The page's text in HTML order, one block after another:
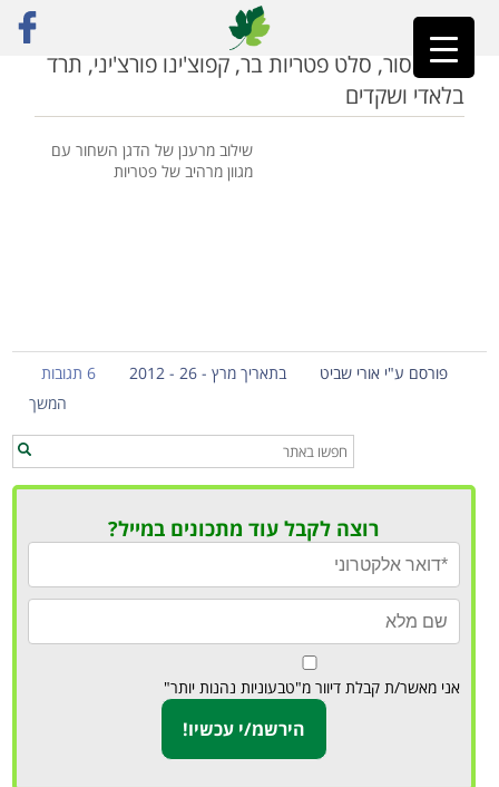
ראשי»אורז טבעוני
אורז אסור, סלט פטריות בר, קפוצ'ינו פורצ'יני, תרד
בלאדי ושקדים
שילוב מרענן של הדגן השחור עם
מגוון מרהיב של פטריות
פורסם ע"י אורי שביט בתאריך מרץ - 26 - 2012
6 תגובות
המשך
רוצה לקבל עוד מתכונים במייל?
אני מאשר/ת קבלת דיוור מ"טבעוניות נהנות יותר"